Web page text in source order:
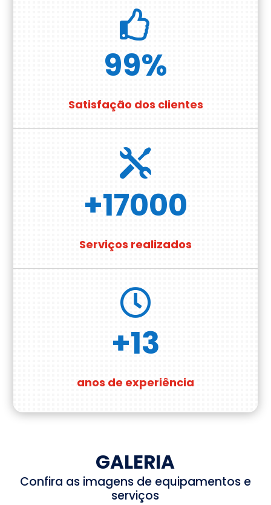

99%
Satisfação dos clientes

+17000
Serviços realizados

+13
anos de experiência
GALERIA
Confira as imagens de equipamentos e
serviços